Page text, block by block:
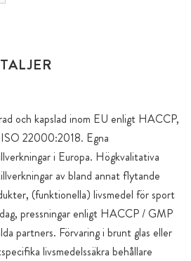
och kapslad inom EU enligt HACCP,
22000:2018. Egna
i Europa. Högkvalitativa
av bland annat flytande
(funktionella) livsmedel för sport
pressningar enligt HACCP / GMP
partners. Förvaring i brunt glas eller
livsmedelssäkra behållare